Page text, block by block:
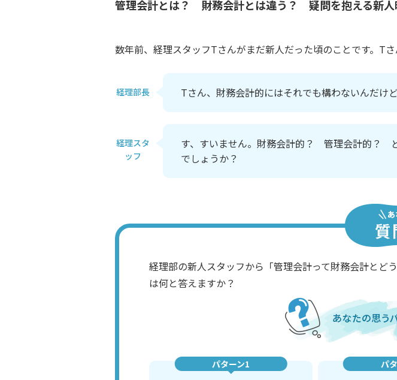
管理会計とは？ 財務会計とは違う？ 疑問を抱える新人
数年前、経理スタッフTさんがまだ新人だった頃のことです。T
経理部長 Tさん、財務会計的にはそれでも構わないんだ
経理スタ
ッフ
す、すいません。財務会計的？ 管理会計的？
でしょうか？
経理部の新人スタッフから「管理会計って財務会計とど
は何と答えますか？
パターン1 パ